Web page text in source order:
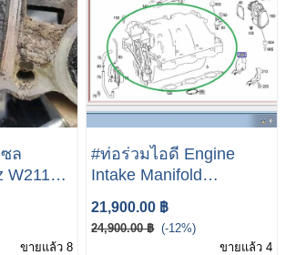
ล
W211
CDI
ขายแล้ว 8
#ท่อร่วมไอดี Engine
Intake Manifold
Assembly for Mercedes-
Benz E calss W211
E350 M272 Enigne
21,900.00 ฿
24,900.00 ฿ (-12%)
ขายแล้ว 4